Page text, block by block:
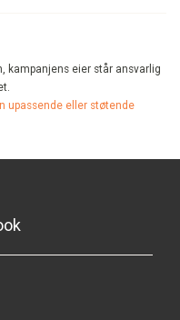
kampanjens eier står ansvarlig
upassende eller støtende